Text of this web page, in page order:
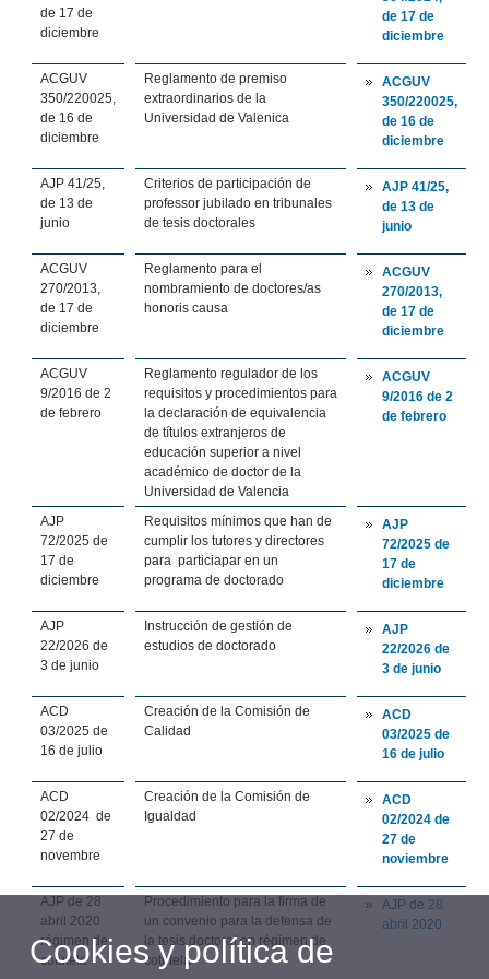
de 17 de
diciembre
de 17 de
diciembre
ACGUV
350/220025,
de 16 de
diciembre
Reglamento de premiso
extraordinarios de la
Universidad de Valenica
ACGUV
350/220025,
de 16 de
diciembre
AJP 41/25,
de 13 de
junio
Criterios de participación de
professor jubilado en tribunales
de tesis doctorales
AJP 41/25,
de 13 de
junio
ACGUV
270/2013,
de 17 de
diciembre
Reglamento para el
nombramiento de doctores/as
honoris causa
ACGUV
270/2013,
de 17 de
diciembre
ACGUV
9/2016 de 2
de febrero
Reglamento regulador de los
requisitos y procedimientos para
la declaración de equivalencia
de títulos extranjeros de
educación superior a nivel
académico de doctor de la
Universidad de Valencia
ACGUV
9/2016 de 2
de febrero
AJP
72/2025 de
17 de
diciembre
Requisitos mínimos que han de
cumplir los tutores y directores
para particiapar en un
programa de doctorado
AJP
72/2025 de
17 de
diciembre
AJP
22/2026 de
3 de junio
Instrucción de gestión de
estudios de doctorado
AJP
22/2026 de
3 de junio
ACD
03/2025 de
16 de julio
Creación de la Comisión de
Calidad
ACD
03/2025 de
16 de julio
ACD
02/2024 de
27 de
novembre
Creación de la Comisión de
Igualdad
ACD
02/2024 de
27 de
noviembre
AJP de 28
abril 2020
régimen de
cotutela
Procedimiento para la firma de
un convenio para la defensa de
la tesis doctoral en régimen de
cotutela
AJP de 28
abril 2020
Cookies y política de